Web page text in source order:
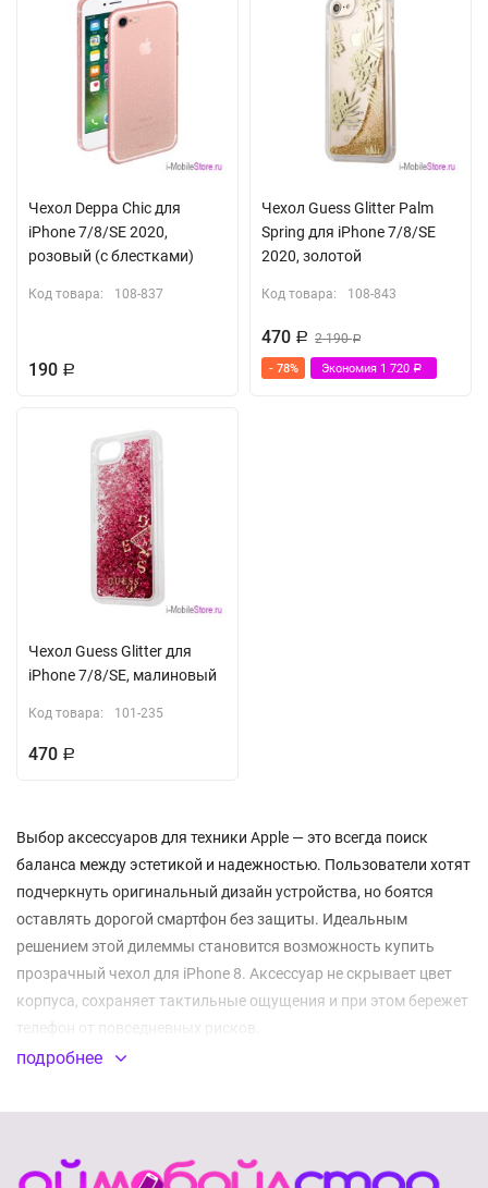
Чехол Deppa Chic для
iPhone 7/8/SE 2020,
розовый (с блестками)
Код товара: 108-837
190 Р
Чехол Guess Glitter Palm
Spring для iPhone 7/8/SE
2020, золотой
Код товара: 108-843
470 Р 2 190Р
- 78% Экономия 1 720 Р
Чехол Guess Glitter для
iPhone 7/8/SE, малиновый
Код товара: 101-235
470 Р
Выбор аксессуаров для техники Apple — это всегда поиск
баланса между эстетикой и надежностью. Пользователи хотят
подчеркнуть оригинальный дизайн устройства, но боятся
оставлять дорогой смартфон без защиты. Идеальным
решением этой дилеммы становится возможность купить
прозрачный чехол для iPhone 8. Аксессуар не скрывает цвет
корпуса, сохраняет тактильные ощущения и при этом бережет
телефон от повседневных рисков.
определенного цвета, чтобы видеть его, а не прятать в
подробнее